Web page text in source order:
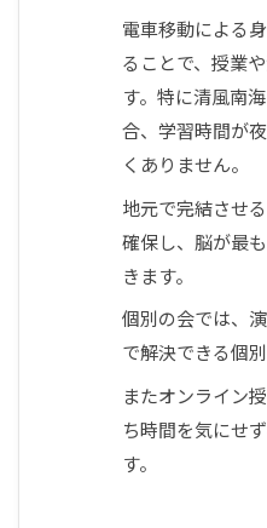
電車移動による
ることで、授業
す。特に清風南
合、学習時間が
くありません。
地元で完結させ
確保し、脳が最
きます。
個別の会では、
で解決できる個
またオンライン
ち時間を気にせ
す。